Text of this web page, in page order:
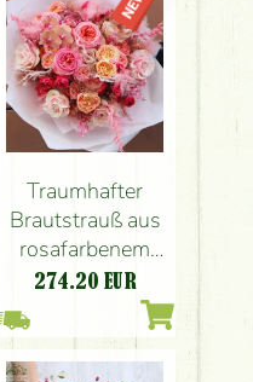
Traumhafter
Brautstrauß aus
rosafarbenem
Bronzeschaum
mit englischen
Rosen und
Orchideen
274.20 EUR